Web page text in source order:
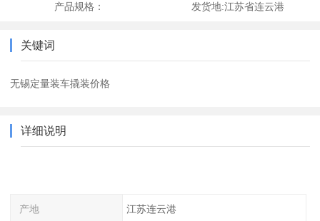
产品规格： 发货地:江苏省连云港
关键词
无锡定量装车撬装价格
详细说明
产地 江苏连云港